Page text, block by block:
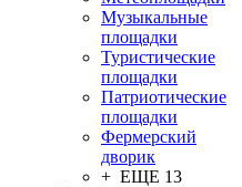
Музыкальные
площадки
Туристические
площадки
Патриотические
площадки
Фермерский
дворик
+ ЕЩЕ 13